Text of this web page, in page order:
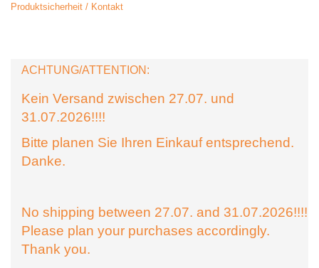
Produktsicherheit / Kontakt
ACHTUNG/ATTENTION:
Kein Versand zwischen 27.07. und
31.07.2026!!!!
Bitte planen Sie Ihren Einkauf entsprechend.
Danke.
No shipping between 27.07. and 31.07.2026!!!!
Please plan your purchases accordingly.
Thank you.